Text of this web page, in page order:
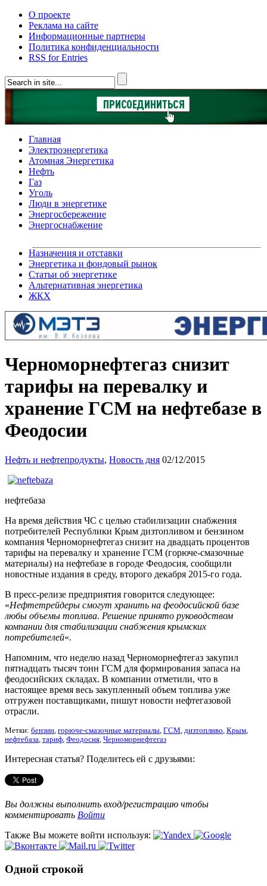
О проекте
Реклама на сайте
Информационные партнеры
Политика конфиденциальности
RSS for Entries
Главная
Электроэнергетика
Атомная Энергетика
Нефть
Газ
Уголь
Люди в энергетике
Энергосбережение
Энергоснабжение
Назначения и отставки
Энергетика и фондовый рынок
Статьи об энергетике
Альтернативная энергетика
ЖКХ
Черноморнефтегаз снизит
тарифы на перевалку и
хранение ГСМ на нефтебазе в
Феодосии
Нефть и нефтепродукты, Новость дня 02/12/2015
нефтебаза
На время действия ЧС с целью стабилизации снабжения
потребителей Республики Крым дизтопливом и бензином
компания Черноморнефтегаз снизит на двадцать процентов
тарифы на перевалку и хранение ГСМ (горюче-смазочные
материалы) на нефтебазе в городе Феодосия, сообщили
новостные издания в среду, второго декабря 2015-го года.
В пресс-релизе предприятия говорится следующее:
«Нефтетрейдеры смогут хранить на феодосийской базе
любы объемы топлива. Решение принято руководством
компании для стабилизации снабжения крымских
потребителей«.
Напомним, что неделю назад Черноморнефтегаз закупил
пятнадцать тысяч тонн ГСМ для формирования запаса на
феодосийских складах. В компании отметили, что в
настоящее время весь закупленный объем топлива уже
отгружен поставщиками, пишут новости нефтегазовой
отрасли.
Метки: бензин, горюче-смазочные материалы, ГСМ, дизтопливо, Крым,
нефтебаза, тариф, Феодосия, Черноморнефтегаз
Интересная статья? Поделитесь ей с друзьями:
Вы должны выполнить вход/регистрацию чтобы
комментировать Войти
Также Вы можете войти используя:
Одной строкой